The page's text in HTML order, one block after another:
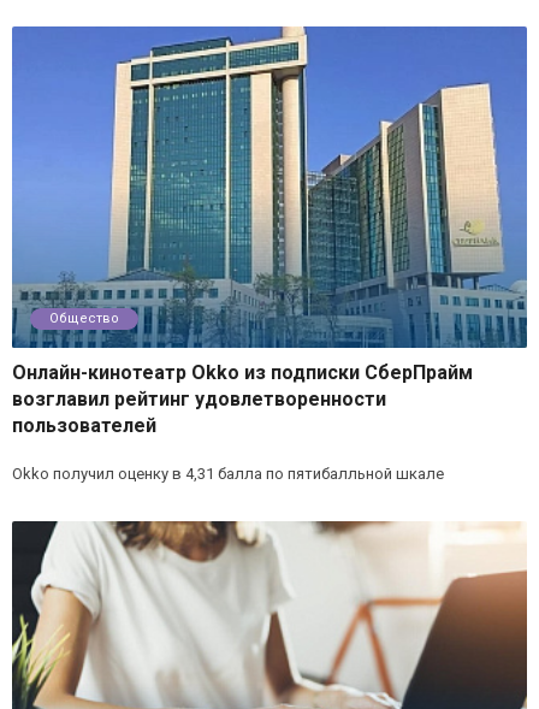
Общество
Онлайн-кинотеатр Okko из подписки СберПрайм
возглавил рейтинг удовлетворенности
пользователей
Okko получил оценку в 4,31 балла по пятибалльной шкале